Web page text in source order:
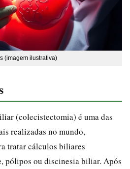
(imagem ilustrativa)
(colecistectomia) é uma das
realizadas no mundo,
tratar cálculos biliares
pólipos ou discinesia biliar. Após